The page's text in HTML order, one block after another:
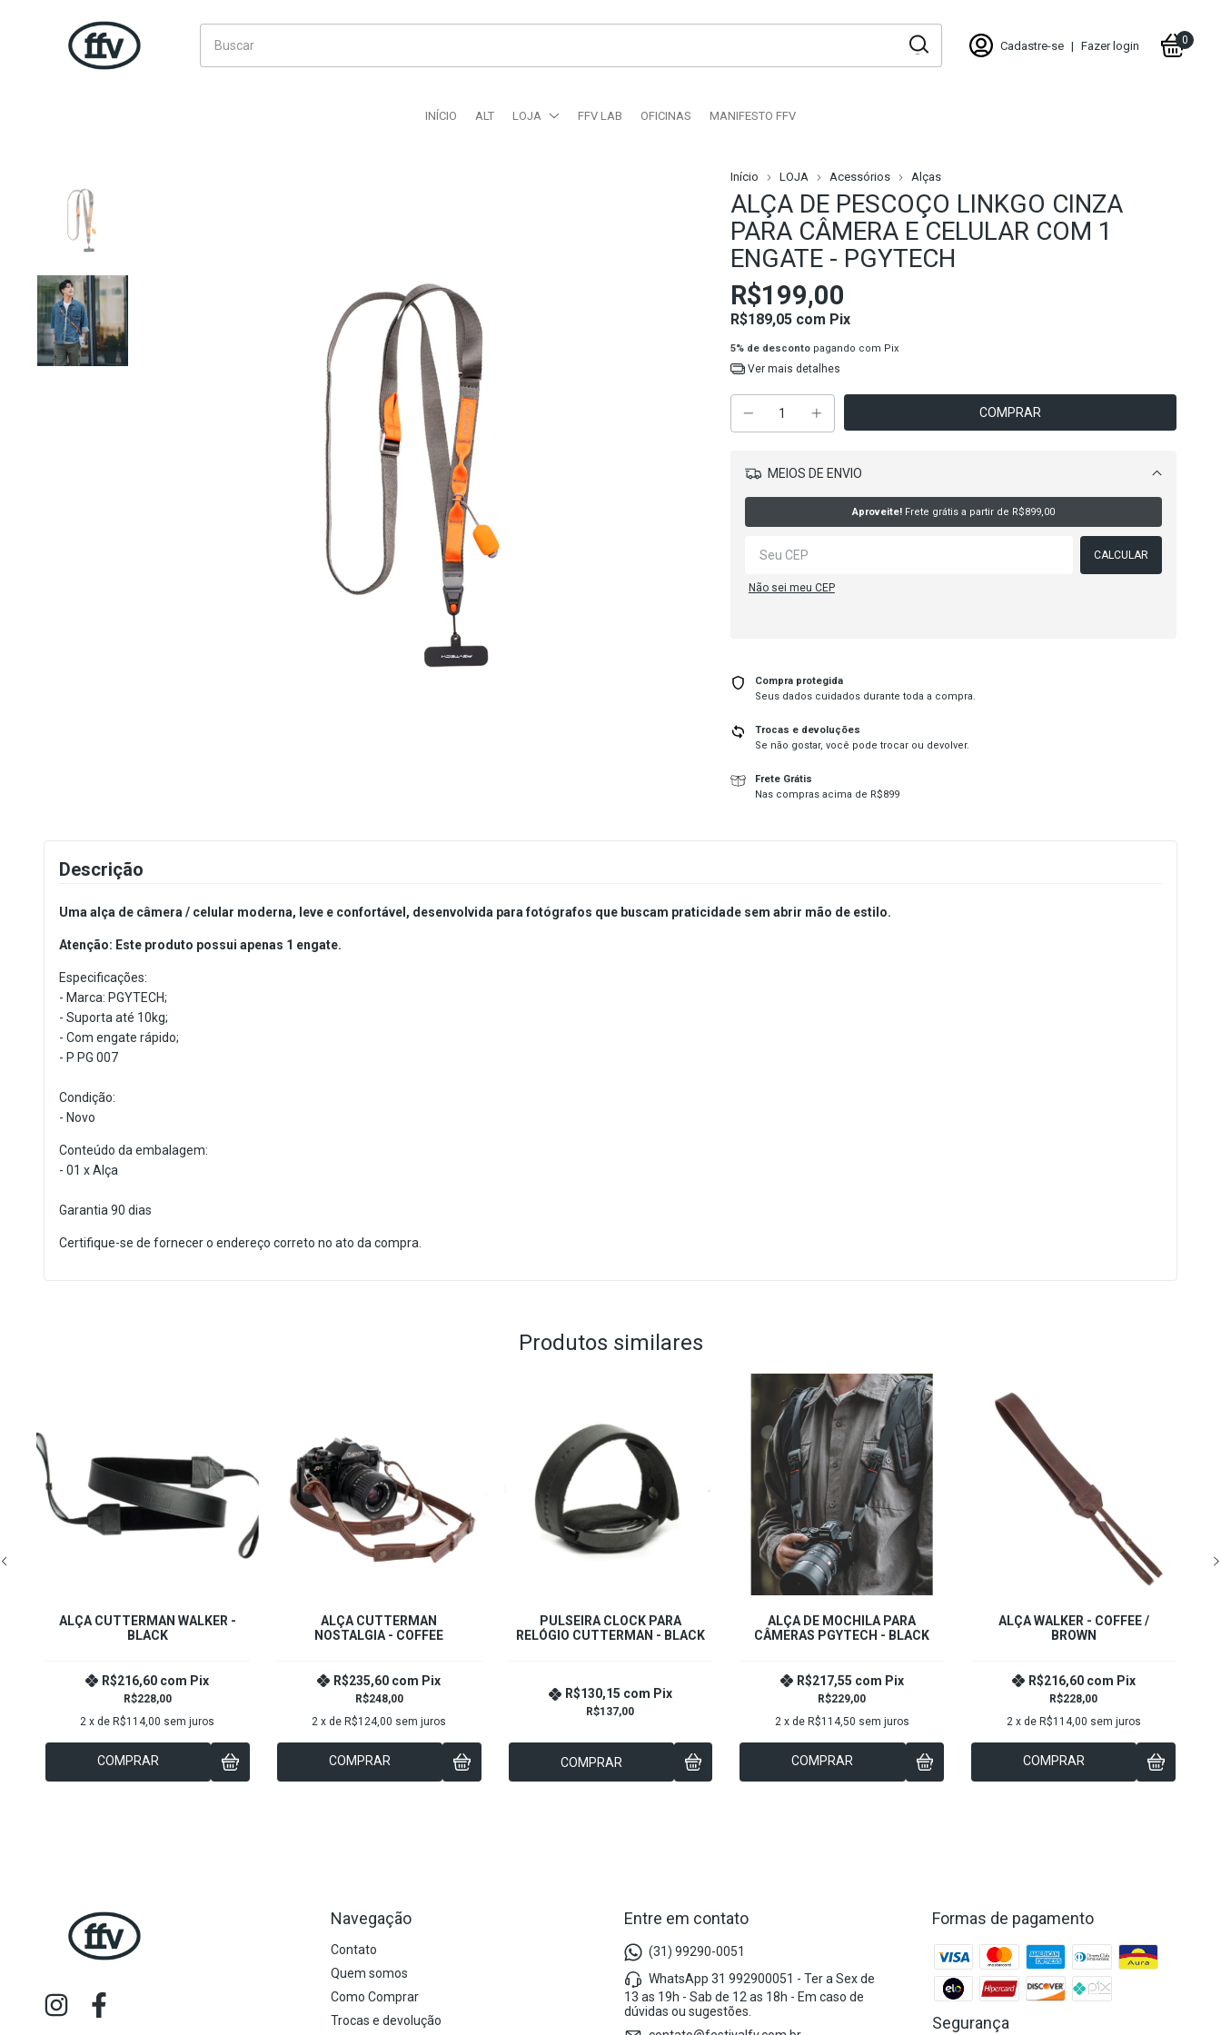
Cadastre-se | Fazer login 0
INÍCIO ALT LOJA FFV LAB OFICINAS MANIFESTO FFV
Início LOJA Acessórios Alças
ALÇA DE PESCOÇO LINKGO CINZA
PARA CÂMERA E CELULAR COM 1
ENGATE - PGYTECH
R$199,00
R$189,05 com Pix
5% de descontopagando com Pix
Ver mais detalhes
MEIOS DE ENVIO
Aproveite!Frete grátis a partir de R$899,00
CALCULAR
Não sei meu CEP
Compra protegida
Seus dados cuidados durante toda a compra.
Trocas e devoluções
Se não gostar, você pode trocar ou devolver.
Frete Grátis
Nas compras acima de R$899
Descrição
Uma alça de câmera / celular moderna, leve e confortável, desenvolvida para fotógrafos que buscam praticidade sem abrir mão de estilo.
Atenção: Este produto possui apenas 1 engate.
Especificações:
- Marca: PGYTECH;
- Suporta até 10kg;
- Com engate rápido;
- P PG 007
Condição:
- Novo
Conteúdo da embalagem:
- 01 x Alça
Garantia 90 dias
Certifique-se de fornecer o endereço correto no ato da compra.
Produtos similares
ALÇA CUTTERMAN WALKER -
BLACK
R$228,00
R$216,60 com Pix
2 x de R$114,00 sem juros
COMPRAR
ALÇA CUTTERMAN
NOSTALGIA - COFFEE
R$248,00
R$235,60 com Pix
2 x de R$124,00 sem juros
COMPRAR
PULSEIRA CLOCK PARA
RELÓGIO CUTTERMAN - BLACK
R$137,00
R$130,15 com Pix
COMPRAR
ALÇA DE MOCHILA PARA
CÂMERAS PGYTECH - BLACK
R$229,00
R$217,55 com Pix
2 x de R$114,50 sem juros
COMPRAR
ALÇA WALKER - COFFEE /
BROWN
R$228,00
R$216,60 com Pix
2 x de R$114,00 sem juros
COMPRAR
Navegação
Contato
Quem somos
Como Comprar
Trocas e devolução
Entre em contato
(31) 99290-0051
WhatsApp 31 992900051 - Ter a Sex de
13 as 19h - Sab de 12 as 18h - Em caso de
dúvidas ou sugestões.
Formas de pagamento
Segurança